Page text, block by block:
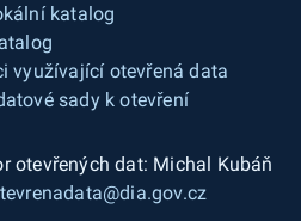
katalog
využívající otevřená data
sady k otevření
otevřených dat: Michal Kubáň